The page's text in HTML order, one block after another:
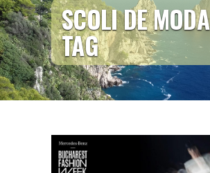
SCOLI DE MODA
TAG